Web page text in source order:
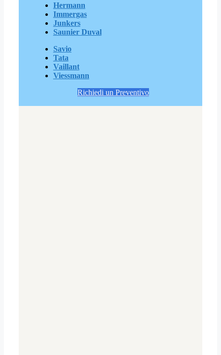
Hermann
Immergas
Junkers
Saunier Duval
Savio
Tata
Vaillant
Viessmann
Richiedi un Preventivo